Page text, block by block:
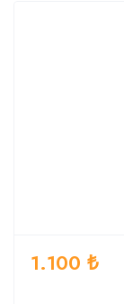
1.100 ₺